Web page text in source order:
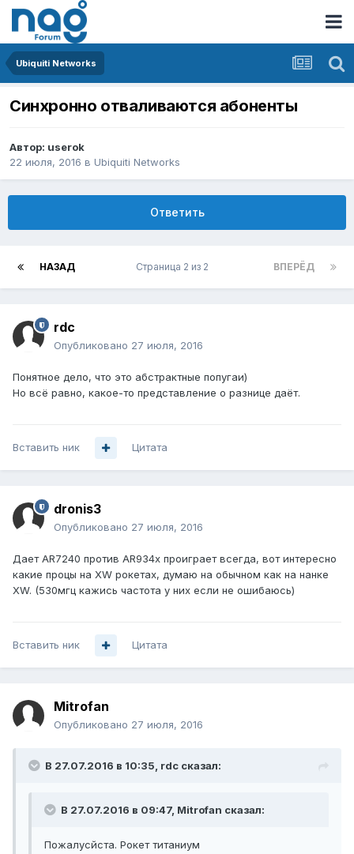
Ubiquiti Networks
Синхронно отваливаются абоненты
Автор: userok
22 июля, 2016 в Ubiquiti Networks
Ответить
НАЗАД ВПЕРЁД
Страница 2 из 2
rdc
Опубликовано 27 июля, 2016
Понятное дело, что это абстрактные попугаи)
Но всё равно, какое-то представление о разнице даёт.
Вставить ник Цитата
dronis3
Опубликовано 27 июля, 2016
Дает AR7240 против AR934x проиграет всегда, вот интересно
какие процы на XW рокетах, думаю на обычном как на нанке
XW. (530мгц кажись частота у них если не ошибаюсь)
Вставить ник Цитата
Mitrofan
Опубликовано 27 июля, 2016
В 27.07.2016 в 10:35, rdc сказал:
В 27.07.2016 в 09:47, Mitrofan сказал:
Пожалусйста. Рокет титаниум